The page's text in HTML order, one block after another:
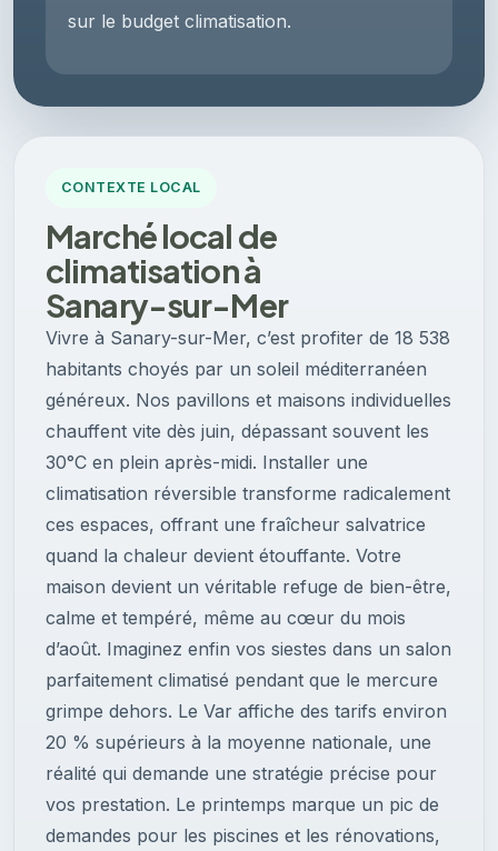
sur le budget climatisation.
CONTEXTE LOCAL
Marché local de
climatisation à
Sanary-sur-Mer
Vivre à Sanary-sur-Mer, c’est profiter de 18 538
habitants choyés par un soleil méditerranéen
généreux. Nos pavillons et maisons individuelles
chauffent vite dès juin, dépassant souvent les
30°C en plein après-midi. Installer une
climatisation réversible transforme radicalement
ces espaces, offrant une fraîcheur salvatrice
quand la chaleur devient étouffante. Votre
maison devient un véritable refuge de bien-être,
calme et tempéré, même au cœur du mois
d’août. Imaginez enfin vos siestes dans un salon
parfaitement climatisé pendant que le mercure
grimpe dehors. Le Var affiche des tarifs environ
20 % supérieurs à la moyenne nationale, une
réalité qui demande une stratégie précise pour
vos prestation. Le printemps marque un pic de
demandes pour les piscines et les rénovations,